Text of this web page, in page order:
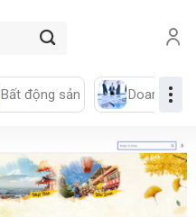
Bất động sản Doanh